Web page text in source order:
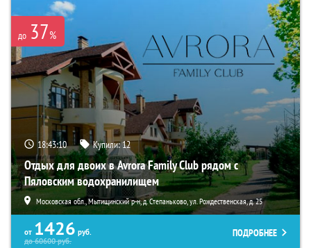
до 37%
18:43:09 Купили:12
Отдых для двоих в Avrora Family Club рядом с
Пяловским водохранилищем
Московская обл., Мытищинский р-н, д. Степаньково, ул. Рождественская, д. 25
от 1426 руб.
до60600руб.
ПОДРОБНЕЕ